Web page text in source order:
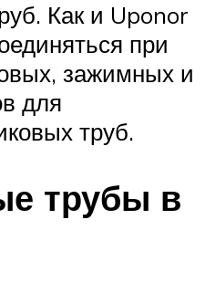
Как и Uponor
при
зажимных и
для
труб.
трубы в